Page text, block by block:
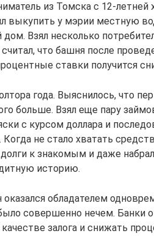
из Томска с 12-
выкупить у мэрии местную
дом. Взял несколько
что башня после
ставки получится
года. Выяснилось, что
больше. Взял еще пару
с курсом доллара и
Когда не стало хватать
долги к знакомым и даже
историю.
оказался обладателем
совершенно нечем. Банки
залога и снижать